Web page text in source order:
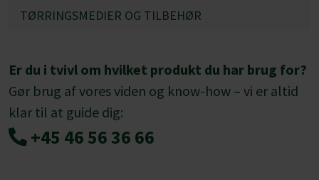
TØRRINGSMEDIER OG TILBEHØR
Er du i tvivl om hvilket produkt du har brug for?
Gør brug af vores viden og know-how – vi er altid
klar til at guide dig:
+45 46 56 36 66